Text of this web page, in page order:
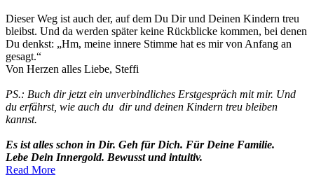
Dieser Weg ist auch der, auf dem Du Dir und Deinen Kindern treu
bleibst. Und da werden später keine Rückblicke kommen, bei denen
Du denkst: „Hm, meine innere Stimme hat es mir von Anfang an
gesagt.“
Von Herzen alles Liebe, Steffi
PS.: Buch dir jetzt ein unverbindliches Erstgespräch mit mir. Und
du erfährst, wie auch du dir und deinen Kindern treu bleiben
kannst.
Es ist alles schon in Dir. Geh für Dich. Für Deine Familie.
Lebe Dein Innergold. Bewusst und intuitiv.
Read More